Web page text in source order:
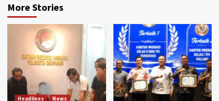
More Stories
Headlines
News